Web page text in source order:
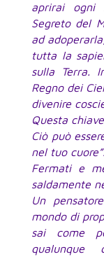
aprirai ogni
Segreto del
ad
tutta la
sulla Terra.
Regno dei
divenire
Questa
Ciò può
nel tuo
Fermati e
saldamente
Un
mondo di
sai come